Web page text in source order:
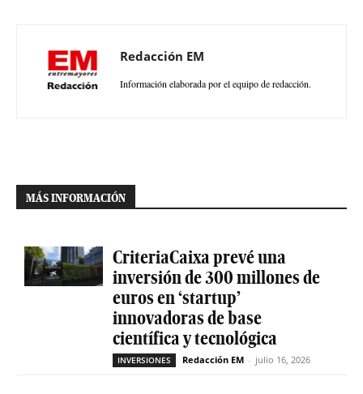
Redacción EM
Información elaborada por el equipo de redacción.
MÁS INFORMACIÓN
CriteriaCaixa prevé una
inversión de 300 millones de
euros en ‘startup’
innovadoras de base
científica y tecnológica
INVERSIONES Redacción EM - julio 16, 2026